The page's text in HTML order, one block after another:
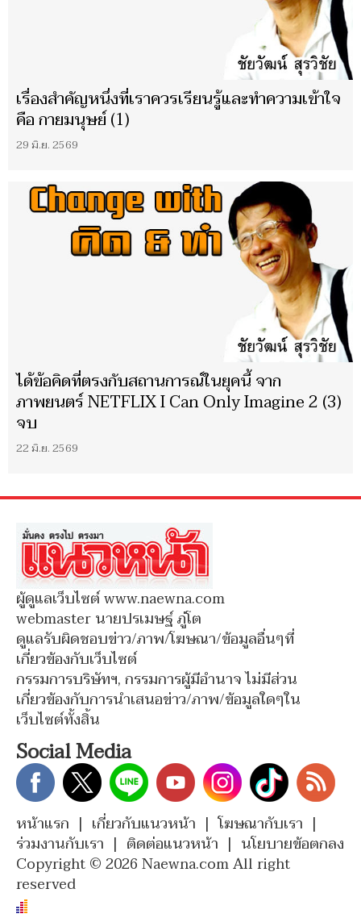
เรื่องสำคัญหนึ่งที่เราควรเรียนรู้และทำความเข้าใจ
คือ กายมนุษย์ (1)
29 มิ.ย. 2569
ได้ข้อคิดที่ตรงกับสถานการณ์ในยุคนี้ จาก
ภาพยนตร์ NETFLIX I Can Only Imagine 2 (3)
จบ
22 มิ.ย. 2569
ผู้ดูแลเว็บไซต์ www.naewna.com
webmaster นายปรเมษฐ์ ภู่โต
ดูแลรับผิดชอบข่าว/ภาพ/โฆษณา/ข้อมูลอื่นๆที่
เกี่ยวข้องกับเว็บไซต์
กรรมการบริษัทฯ, กรรมการผู้มีอำนาจ ไม่มีส่วน
เกี่ยวข้องกับการนำเสนอข่าว/ภาพ/ข้อมูลใดๆใน
เว็บไซต์ทั้งสิ้น
Social Media
หน้าแรก | เกี่ยวกับแนวหน้า | โฆษณากับเรา |
ร่วมงานกับเรา | ติดต่อแนวหน้า | นโยบายข้อตกลง
Copyright © 2026 Naewna.com All right
reserved